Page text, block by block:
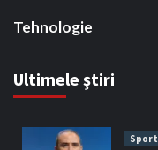
Tehnologie
Ultimele știri
Sport